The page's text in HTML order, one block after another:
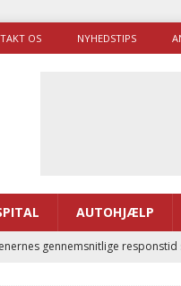
OS NYHEDSTIPS
AUTOHJÆLP
gennemsnitlige responstid